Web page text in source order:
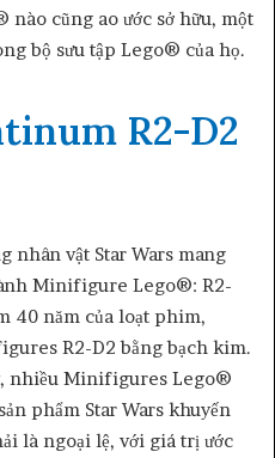
cũng ao ước sở hữu, một
bộ sưu tập Lego® của họ.
R2-D2
vật Star Wars mang
Minifigure Lego®: R2-
40 năm của loạt phim,
R2-D2 bằng bạch kim.
nhiều Minifigures Lego®
phẩm Star Wars khuyến
là ngoại lệ, với giá trị ước